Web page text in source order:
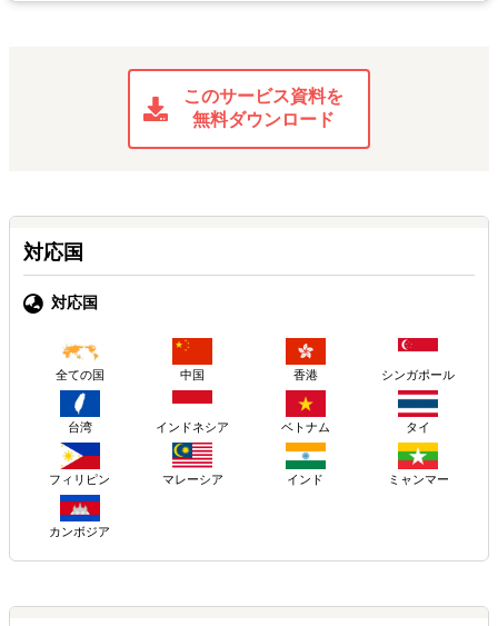
このサービス資料を
無料ダウンロード
対応国
対応国
全ての国 中国 香港 シンガポール
台湾 インドネシア ベトナム タイ
フィリピン マレーシア インド ミャンマー
カンボジア